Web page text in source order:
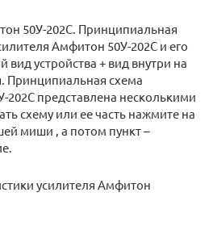
50У-202С. Принципиальная
Амфитон 50У-202С и его
устройства + вид внутри на
Принципиальная схема
202С представлена несколькими
схему или ее часть нажмите на
миши , а потом пункт –
усилителя Амфитон